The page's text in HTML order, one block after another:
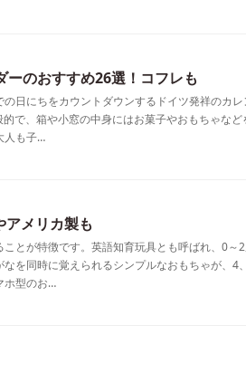
ーのおすすめ26選！コフレも
日にちをカウントダウンするドイツ発祥のカ
で、箱や小窓の中身にはお菓子やおもちゃなど
人も子…
メリカ製も
とが特徴です。英語知育玩具とも呼ばれ、0～
を同時に覚えられるシンプルなおもちゃが、4
ホ型のお…